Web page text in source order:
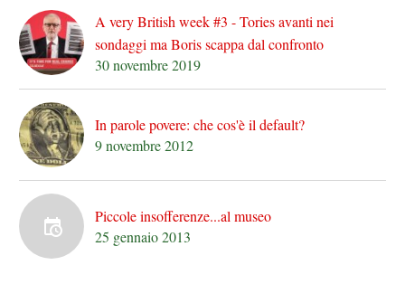
A very British week #3 - Tories avanti nei
sondaggi ma Boris scappa dal confronto
30 novembre 2019
In parole povere: che cos'è il default?
9 novembre 2012
Piccole insofferenze...al museo
25 gennaio 2013